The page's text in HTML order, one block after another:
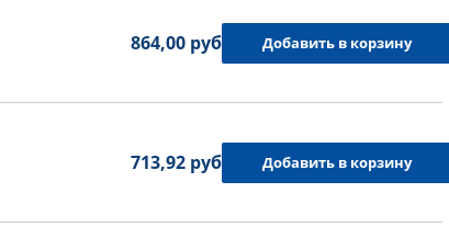
864,00 руб. Добавить в корзину
713,92 руб. Добавить в корзину